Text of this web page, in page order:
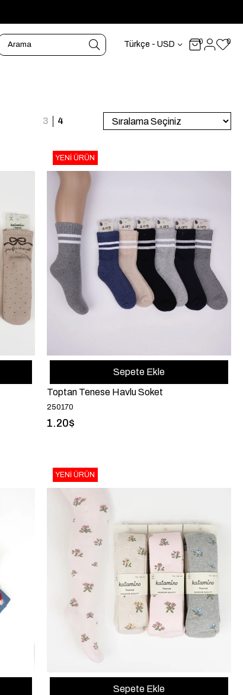
Türkçe - USD 0 0
Toptan Tenese Havlu Soket
250170
1.20$
Sepete Ekle
YENI ÜRÜN
Sepete Ekle
YENI ÜRÜN